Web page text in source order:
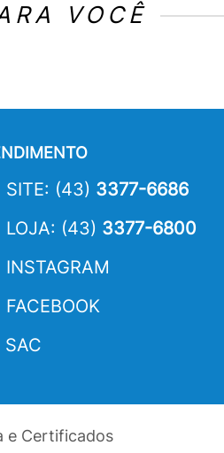
VOCÊ
SITE: (43) 3377-6686
LOJA: (43) 3377-6800
INSTAGRAM
FACEBOOK
SAC
e Certificados